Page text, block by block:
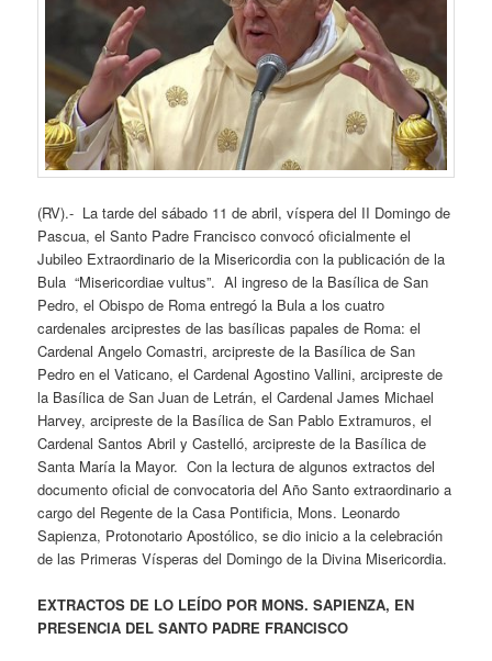
(RV).- La tarde del sábado 11 de abril, víspera del II Domingo de
Pascua, el Santo Padre Francisco convocó oficialmente el
Jubileo Extraordinario de la Misericordia con la publicación de la
Bula “Misericordiae vultus”. Al ingreso de la Basílica de San
Pedro, el Obispo de Roma entregó la Bula a los cuatro
cardenales arciprestes de las basílicas papales de Roma: el
Cardenal Angelo Comastri, arcipreste de la Basílica de San
Pedro en el Vaticano, el Cardenal Agostino Vallini, arcipreste de
la Basílica de San Juan de Letrán, el Cardenal James Michael
Harvey, arcipreste de la Basílica de San Pablo Extramuros, el
Cardenal Santos Abril y Castelló, arcipreste de la Basílica de
Santa María la Mayor. Con la lectura de algunos extractos del
documento oficial de convocatoria del Año Santo extraordinario a
cargo del Regente de la Casa Pontificia, Mons. Leonardo
Sapienza, Protonotario Apostólico, se dio inicio a la celebración
de las Primeras Vísperas del Domingo de la Divina Misericordia.
EXTRACTOS DE LO LEÍDO POR MONS. SAPIENZA, EN
PRESENCIA DEL SANTO PADRE FRANCISCO